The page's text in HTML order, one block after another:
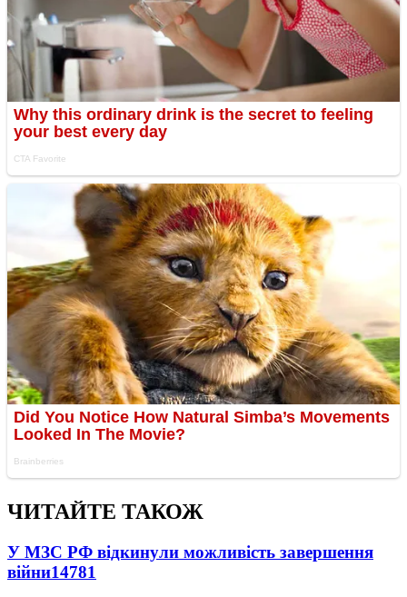
ЧИТАЙТЕ ТАКОЖ
У МЗС РФ відкинули можливість завершення
війни14781